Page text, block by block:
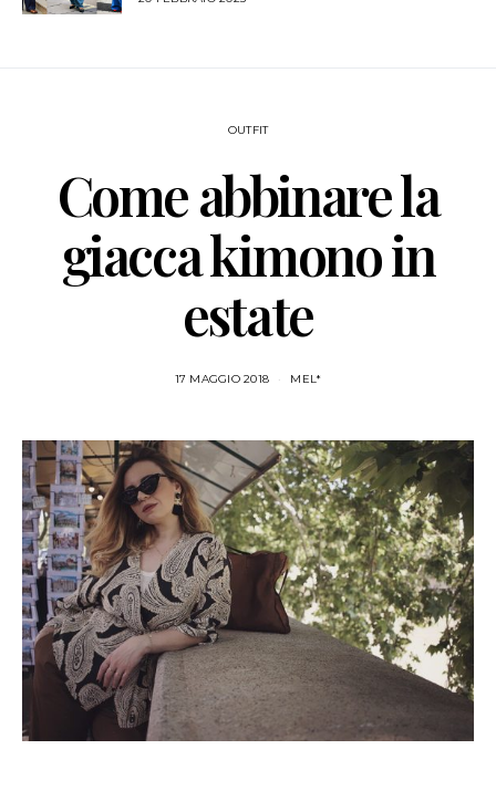
OUTFIT
Come abbinare la
giacca kimono in
estate
17 MAGGIO 2018 MEL*